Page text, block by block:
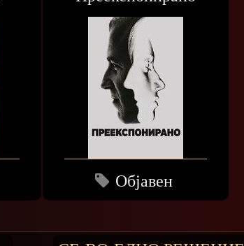
Објавен